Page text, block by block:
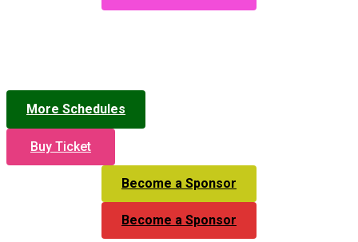
More Schedules
Buy Ticket
Become a Sponsor
Become a Sponsor